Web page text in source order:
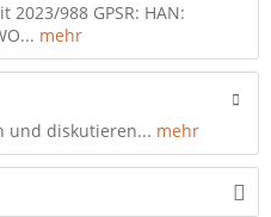
988 GPSR: HAN:
mehr
und diskutieren... mehr